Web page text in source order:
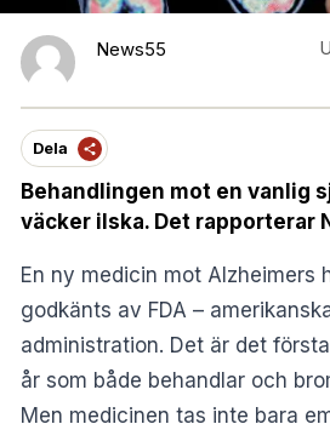
News55
Dela
Behandlingen mot en vanlig
väcker ilska. Det rapporterar
En ny medicin mot Alzheimers
godkänts av FDA –
administration. Det är det
år som både behandlar och
Men medicinen tas inte bara